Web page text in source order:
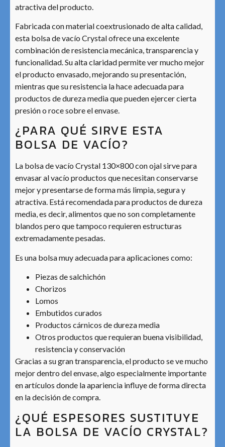
atractiva del producto.
Fabricada con material coextrusionado de alta calidad,
esta bolsa de vacío Crystal ofrece una excelente
combinación de resistencia mecánica, transparencia y
funcionalidad. Su alta claridad permite ver mucho mejor
el producto envasado, mejorando su presentación,
mientras que su resistencia la hace adecuada para
productos de dureza media que pueden ejercer cierta
presión o roce sobre el envase.
¿PARA QUÉ SIRVE ESTA
BOLSA DE VACÍO?
La bolsa de vacío Crystal 130×800 con ojal sirve para
envasar al vacío productos que necesitan conservarse
mejor y presentarse de forma más limpia, segura y
atractiva. Está recomendada para productos de dureza
media, es decir, alimentos que no son completamente
blandos pero que tampoco requieren estructuras
extremadamente pesadas.
Es una bolsa muy adecuada para aplicaciones como:
Piezas de salchichón
Chorizos
Lomos
Embutidos curados
Productos cárnicos de dureza media
Otros productos que requieran buena visibilidad,
resistencia y conservación
Gracias a su gran transparencia, el producto se ve mucho
mejor dentro del envase, algo especialmente importante
en artículos donde la apariencia influye de forma directa
en la decisión de compra.
¿QUÉ ESPESORES SUSTITUYE
LA BOLSA DE VACÍO CRYSTAL?